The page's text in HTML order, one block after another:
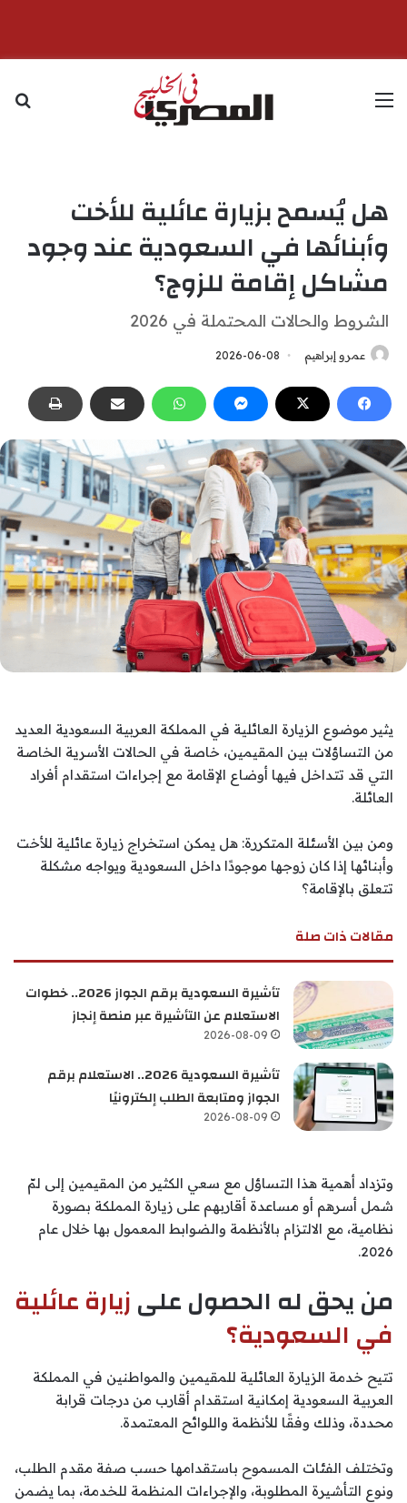
القائمة
هل يُسمح بزيارة عائلية للأخت
وأبنائها في السعودية عند وجود
مشاكل إقامة للزوج؟
الشروط والحالات المحتملة في 2026
عمرو إبراهيم 2026-06-08
يثير موضوع الزيارة العائلية في المملكة العربية السعودية العديد
من التساؤلات بين المقيمين، خاصة في الحالات الأسرية الخاصة
التي قد تتداخل فيها أوضاع الإقامة مع إجراءات استقدام أفراد
العائلة.
ومن بين الأسئلة المتكررة: هل يمكن استخراج زيارة عائلية للأخت
وأبنائها إذا كان زوجها موجودًا داخل السعودية ويواجه مشكلة
تتعلق بالإقامة؟
مقالات ذات صلة
تأشيرة السعودية برقم الجواز 2026.. خطوات
الاستعلام عن التأشيرة عبر منصة إنجاز
2026-08-09
تأشيرة السعودية 2026.. الاستعلام برقم
الجواز ومتابعة الطلب إلكترونيًا
2026-08-09
وتزداد أهمية هذا التساؤل مع سعي الكثير من المقيمين إلى لمّ
شمل أسرهم أو مساعدة أقاربهم على زيارة المملكة بصورة
نظامية، مع الالتزام بالأنظمة والضوابط المعمول بها خلال عام
2026.
من يحق له الحصول علىزيارة عائلية
في السعودية؟
تتيح خدمة الزيارة العائلية للمقيمين والمواطنين في المملكة
العربية السعودية إمكانية استقدام أقارب من درجات قرابة
محددة، وذلك وفقًا للأنظمة واللوائح المعتمدة.
وتختلف الفئات المسموح باستقدامها حسب صفة مقدم الطلب،
ونوع التأشيرة المطلوبة، والإجراءات المنظمة للخدمة، بما يضمن